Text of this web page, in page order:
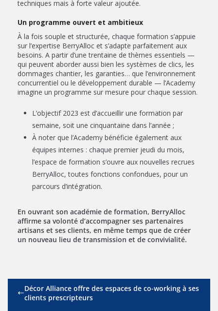
techniques mais à forte valeur ajoutée.
Un programme ouvert et ambitieux
À la fois souple et structurée, chaque formation s’appuie
sur l’expertise BerryAlloc et s’adapte parfaitement aux
besoins. A partir d’une trentaine de thèmes essentiels —
qui peuvent aborder aussi bien les systèmes de clics, les
dommages chantier, les garanties… que l’environnement
concurrentiel ou le développement durable — l’Academy
imagine un programme sur mesure pour chaque session.
L’objectif 2023 est d’accueillir une formation par
semaine, soit une cinquantaine dans l’année ;
À noter que l’Academy bénéficie également aux
équipes internes : chaque premier jeudi du mois,
l’espace de formation s’ouvre aux nouvelles recrues
BerryAlloc, toutes fonctions confondues, pour un
parcours d’intégration.
En ouvrant son académie de formation, BerryAlloc
affirme sa volonté d’accompagner ses partenaires
artisans et ses clients, en même temps que de créer
un nouveau lieu de transmission et de convivialité.
Décor Alliance offre des espaces de co-working à ses
clients prescripteurs